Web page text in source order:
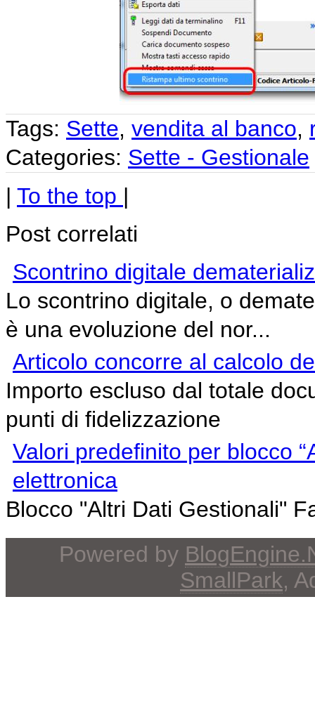
Tags: Sette, vendita al banco,
Categories: Sette - Gestionale
| To the top |
Post correlati
Scontrino digitale
Lo scontrino digitale, o
è una evoluzione del nor...
Articolo concorre al calcolo
Importo escluso dal totale
punti di fidelizzazione
Valori predefinito per blocco
elettronica
Blocco "Altri Dati Gestionali"
Powered by
SmallPark,